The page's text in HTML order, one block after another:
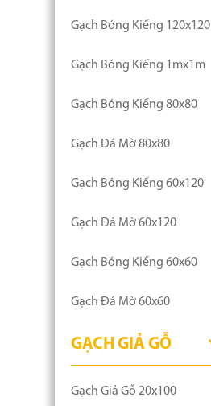
Gạch Bóng Kiếng 120x120
Gạch Bóng Kiếng 1mx1m
Gạch Bóng Kiếng 80x80
Gạch Đá Mờ 80x80
Gạch Bóng Kiếng 60x120
Gạch Đá Mờ 60x120
Gạch Bóng Kiếng 60x60
Gạch Đá Mờ 60x60
GẠCH GIẢ GỖ
Gạch Giả Gỗ 20x100